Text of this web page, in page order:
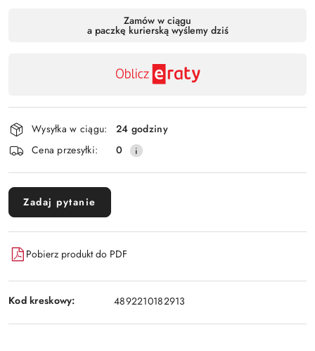
Zamów w ciągu
a paczkę kurierską wyślemy dziś
Wysyłka w ciągu:
24 godziny
Cena przesyłki:
0
Zadaj pytanie
Pobierz produkt do PDF
Kod kreskowy: 4892210182913